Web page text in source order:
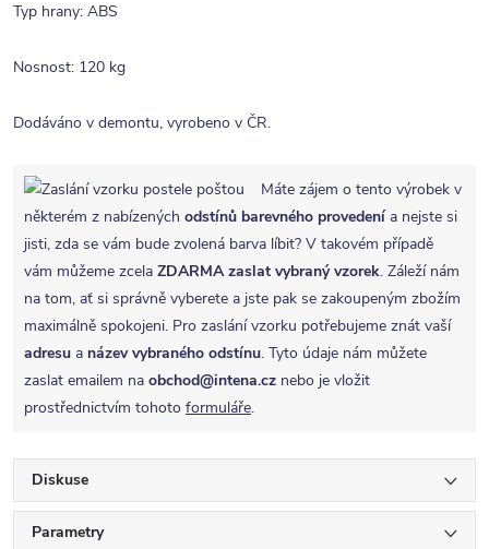
Typ hrany: ABS
Nosnost: 120 kg
Dodáváno v demontu, vyrobeno v ČR.
Máte zájem o tento výrobek v
některém z nabízených odstínů barevného provedení a nejste si
jisti, zda se vám bude zvolená barva líbit? V takovém případě
vám můžeme zcela ZDARMA zaslat vybraný vzorek. Záleží nám
na tom, ať si správně vyberete a jste pak se zakoupeným zbožím
maximálně spokojeni. Pro zaslání vzorku potřebujeme znát vaší
adresu a název vybraného odstínu. Tyto údaje nám můžete
zaslat emailem na obchod@intena.cz nebo je vložit
prostřednictvím tohoto formuláře.
Diskuse
Parametry